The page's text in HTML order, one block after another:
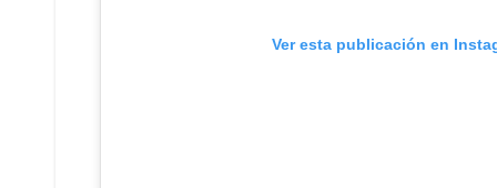
Ver esta publicación en